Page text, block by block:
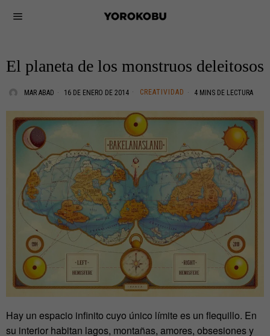
El planeta de los monstruos deleitosos
MAR ABAD 16 DE ENERO DE 2014 CREATIVIDAD 4 MINS DE LECTURA
Hay un espacio infinito cuyo único límite es un flequillo. En
su interior habitan lagos, montañas, amores, obsesiones y